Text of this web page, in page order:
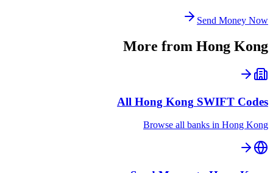
Send Money Now
More from Hong Kong
All Hong Kong SWIFT Codes
Browse all banks in Hong Kong